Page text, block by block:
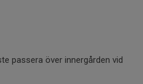
passera över innergården vid